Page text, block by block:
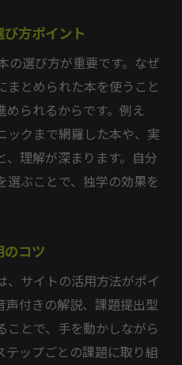
方ポイント
の選び方が重要です。なぜ
とめられた本を使うこと
られるからです。例え
ックまで網羅した本や、実
理解が深まります。自分
選ぶことで、独学の効果を
コツ
、サイトの活用方法がポイ
声付きの解説、課題提出型
とで、手を動かしながら
ップごとの課題に取り組